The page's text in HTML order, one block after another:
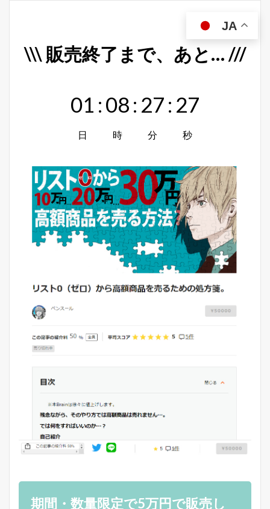
\\\ 販売終了まで、あと… ///
01
日
:08
時
: 27
分
: 26
秒
期間・数量限定で5万円で販売し
JA